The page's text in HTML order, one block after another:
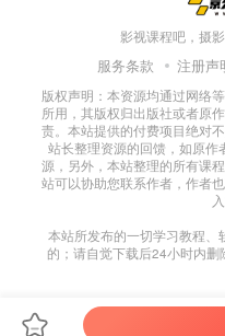
影视课程吧，摄
服务条款 注册声
版权声明：本资源均通过网络
所用，其版权归出版社或者原
责。本站提供的付费项目绝对
站长整理资源的回馈，如原作
源，另外，本站整理的所有课
站可以协助您联系作者，作者
本站所发布的一切学习教程
的；请自觉下载后24小时内删